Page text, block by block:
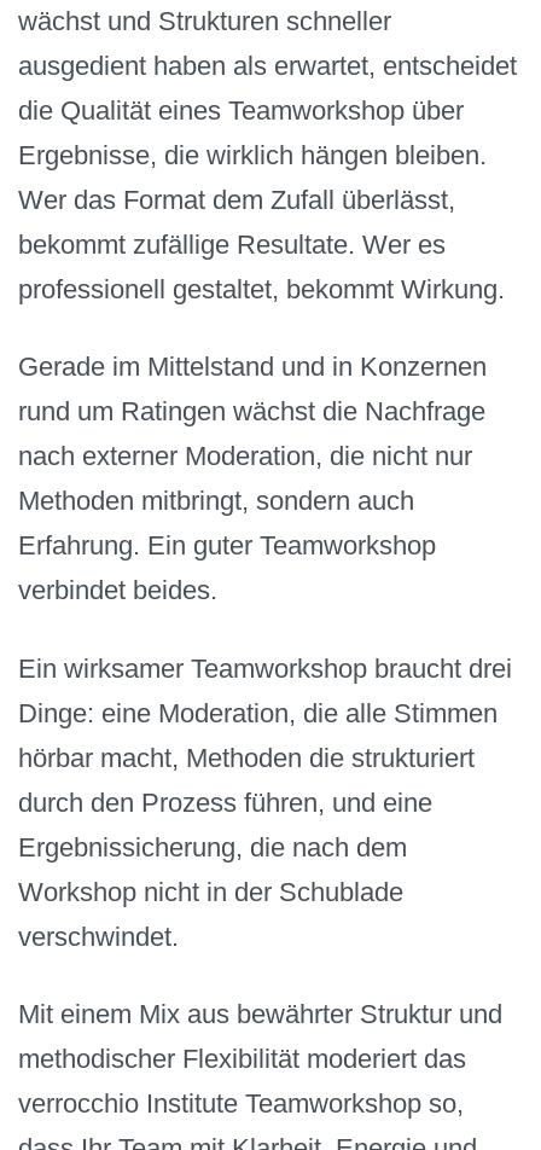
wächst und Strukturen schneller
ausgedient haben als erwartet, entscheidet
die Qualität eines Teamworkshop über
Ergebnisse, die wirklich hängen bleiben.
Wer das Format dem Zufall überlässt,
bekommt zufällige Resultate. Wer es
professionell gestaltet, bekommt Wirkung.
Gerade im Mittelstand und in Konzernen
rund um Ratingen wächst die Nachfrage
nach externer Moderation, die nicht nur
Methoden mitbringt, sondern auch
Erfahrung. Ein guter Teamworkshop
verbindet beides.
Ein wirksamer Teamworkshop braucht drei
Dinge: eine Moderation, die alle Stimmen
hörbar macht, Methoden die strukturiert
durch den Prozess führen, und eine
Ergebnissicherung, die nach dem
Workshop nicht in der Schublade
verschwindet.
Mit einem Mix aus bewährter Struktur und
methodischer Flexibilität moderiert das
verrocchio Institute Teamworkshop so,